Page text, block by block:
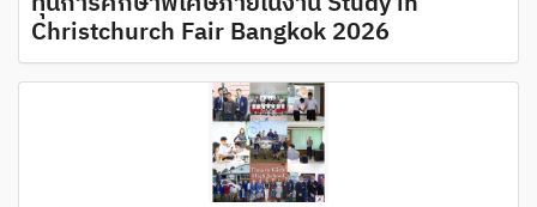
Christchurch Fair Bangkok 2026